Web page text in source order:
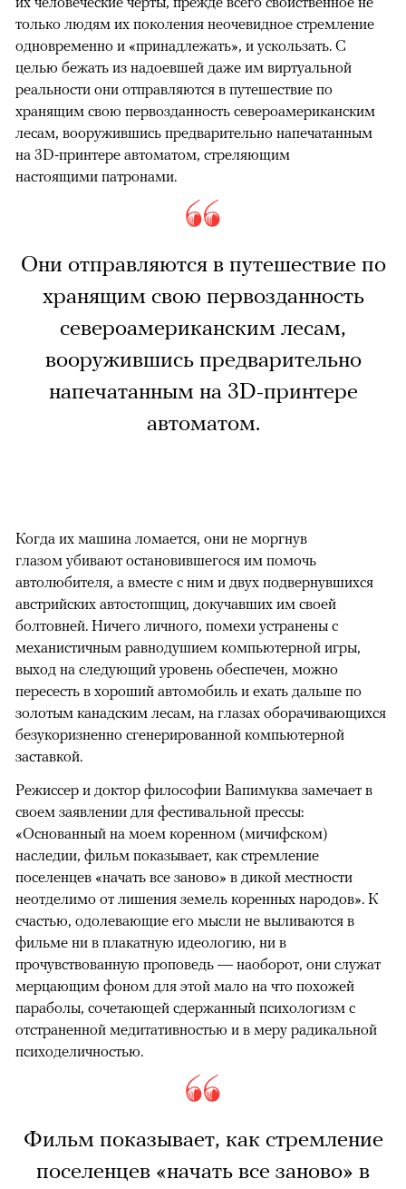
только людям их поколения неочевидное стремление
одновременно и «принадлежать», и ускользать. С
целью бежать из надоевшей даже им виртуальной
реальности они отправляются в путешествие по
хранящим свою первозданность североамериканским
лесам, вооружившись предварительно напечатанным
на 3D-принтере автоматом, стреляющим
настоящими патронами.
Они отправляются в путешествие по
хранящим свою первозданность
североамериканским лесам,
вооружившись предварительно
напечатанным на 3D-принтере
автоматом.
Когда их машина ломается, они не моргнув
глазом убивают остановившегося им помочь
автолюбителя, а вместе с ним и двух подвернувшихся
австрийских автостопщиц, докучавших им своей
болтовней. Ничего личного, помехи устранены с
механистичным равнодушием компьютерной игры,
выход на следующий уровень обеспечен, можно
пересесть в хороший автомобиль и ехать дальше по
золотым канадским лесам, на глазах оборачивающихся
безукоризненно сгенерированной компьютерной
заставкой.
Режиссер и доктор философии Вапимуква замечает в
своем заявлении для фестивальной прессы:
«Основанный на моем коренном (мичифском)
наследии, фильм показывает, как стремление
поселенцев «начать все заново» в дикой местности
неотделимо от лишения земель коренных народов». К
счастью, одолевающие его мысли не выливаются в
фильме ни в плакатную идеологию, ни в
прочувствованную проповедь — наоборот, они служат
мерцающим фоном для этой мало на что похожей
параболы, сочетающей сдержанный психологизм с
отстраненной медитативностью и в меру радикальной
психоделичностью.
Фильм показывает, как стремление
поселенцев «начать все заново» в